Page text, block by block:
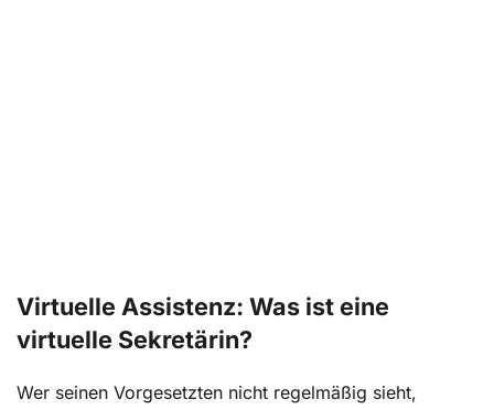
Virtuelle Assistenz: Was ist eine
virtuelle Sekretärin?
Wer seinen Vorgesetzten nicht regelmäßig sieht,